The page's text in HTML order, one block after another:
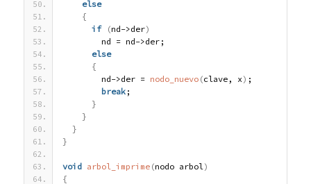
else
{
if
(nd->der)
        nd = nd->der;
else
{
        nd->der =
nodo_nuevo (clave, x) ;
break ;
}
}
}
}
void arbol_imprime (nodo arbol )
{